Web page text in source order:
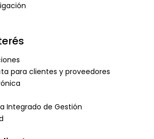
para clientes y proveedores
Integrado de Gestión